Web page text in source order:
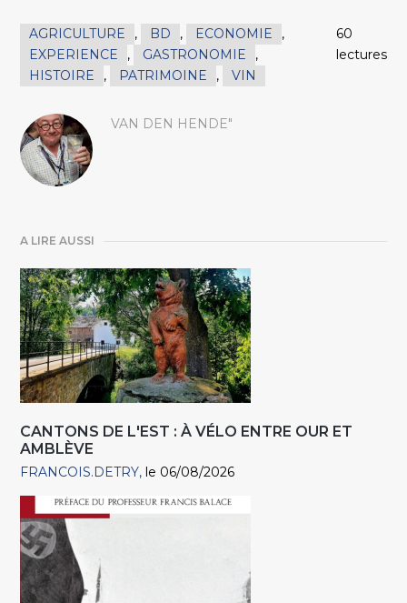
AGRICULTURE , BD , ECONOMIE
,
EXPERIENCE
, GASTRONOMIE
,
HISTOIRE
, PATRIMOINE , VIN
60
lectures
VAN DEN HENDE"
A LIRE AUSSI
CANTONS DE L'EST : À VÉLO ENTRE OUR ET
AMBLÈVE
FRANCOIS.DETRY le 06/08/2026